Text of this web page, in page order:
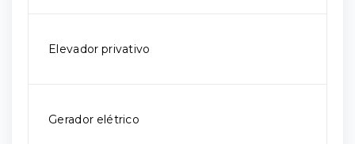
Elevador privativo
Gerador elétrico